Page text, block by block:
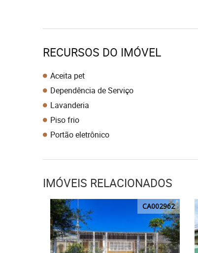
RECURSOS DO IMÓVEL
Aceita pet
Dependência de Serviço
Lavanderia
Piso frio
Portão eletrônico
IMÓVEIS RELACIONADOS
CA002962